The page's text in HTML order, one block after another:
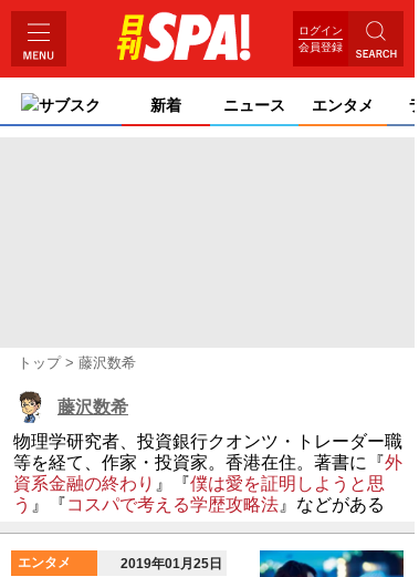
ログイン
会員登録
サブスク 新着 ニュース エンタメ
トップ 藤沢数希
藤沢数希
物理学研究者、投資銀行クオンツ・トレーダー職
等を経て、作家・投資家。香港在住。著書に『外
資系金融の終わり 』『僕は愛を証明しようと思
う 』『コスパで考える学歴攻略法 』などがある
エンタメ 2019年01月25日